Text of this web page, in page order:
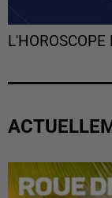
L'HOROSCOPE